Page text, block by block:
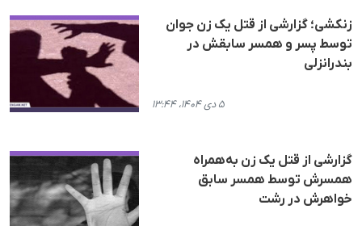
زنکشی؛ گزارشی از قتل یک زن جوان
توسط پسر و همسر سابقش در
بندرانزلی
۵ دی ۱۴۰۴، ۱۳:۴۴
گزارشی از قتل یک زن به‌همراه
همسرش توسط همسر سابق
خواهرش در رشت